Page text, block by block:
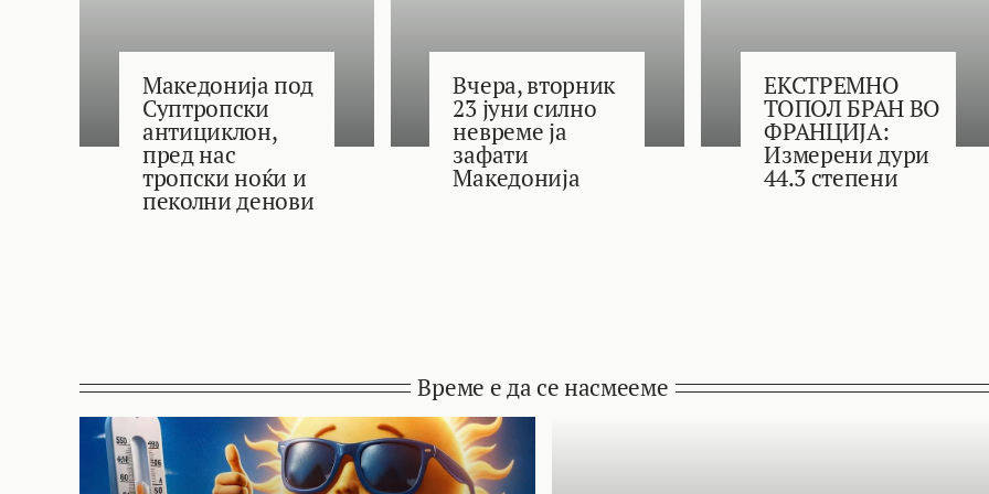
Македонија под
Суптропски
антициклон,
пред нас
тропски ноќи и
пеколни денови
Вчера, вторник
23 јуни силно
невреме ја
зафати
Македонија
ЕКСТРЕМНО
ТОПОЛ БРАН ВО
ФРАНЦИЈА:
Измерени дури
44.3 степени
Време е да се насмееме